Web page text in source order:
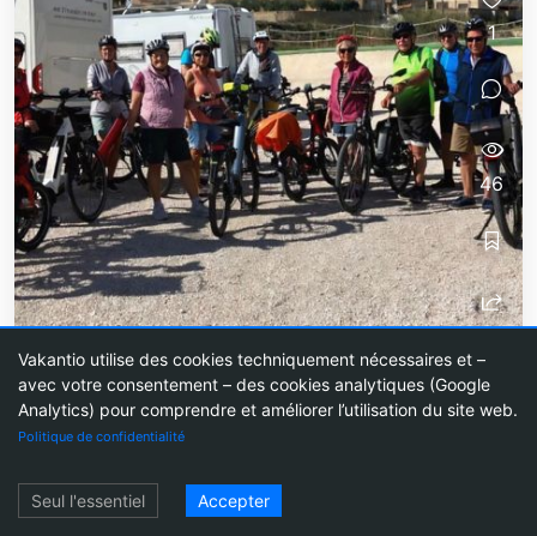
Mercredi des Cendres
Mercredi des Cendres
1
46
Vakantio utilise des cookies techniquement nécessaires et –
avec votre consentement – des cookies analytiques (Google
Analytics) pour comprendre et améliorer l’utilisation du site web.
Politique de confidentialité
Seul l'essentiel Accepter